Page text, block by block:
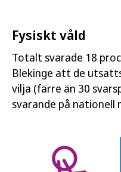
Fysiskt våld
Totalt svarade 18
Blekinge att de
vilja (färre än 30
svarande på nationell